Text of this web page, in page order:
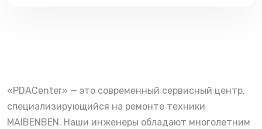
«PDACenter» — это современный сервисный центр,
специализирующийся на ремонте техники
MAIBENBEN. Наши инженеры обладают многолетним